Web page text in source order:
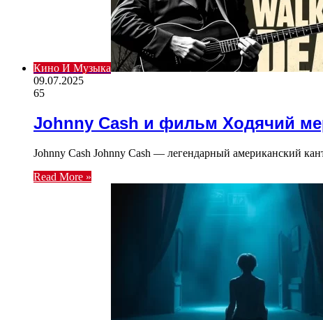
Кино И Музыка
09.07.2025
65
Johnny Cash и фильм Ходячий
Johnny Cash Johnny Cash — легендарный американский
Read More »